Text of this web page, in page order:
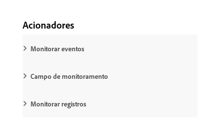
Acionadores
Monitorar eventos
Campo de monitoramento
Monitorar registros